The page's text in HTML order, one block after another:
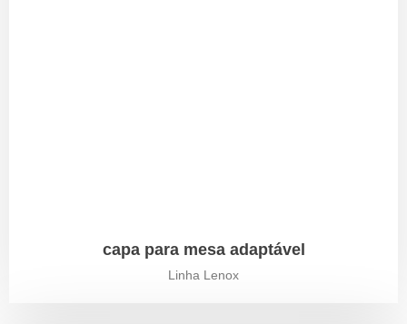
capa para mesa adaptável
Linha Lenox